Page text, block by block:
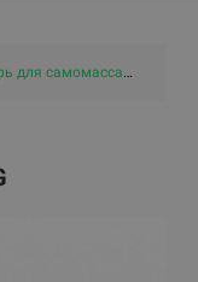
для самомассажа